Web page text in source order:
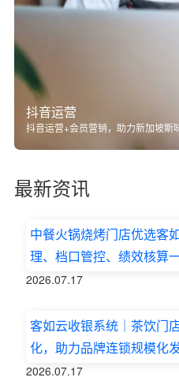
抖音运营
抖音运营+会员营销，助力新加坡斯
最新资讯
中餐火锅烧烤门店优选客
理、档口管控、绩效核算
2026.07.17
客如云收银系统｜茶饮门
化，助力品牌连锁规模化
2026.07.17